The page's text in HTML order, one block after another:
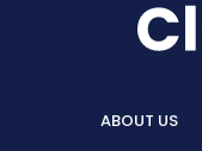
ABOUT US